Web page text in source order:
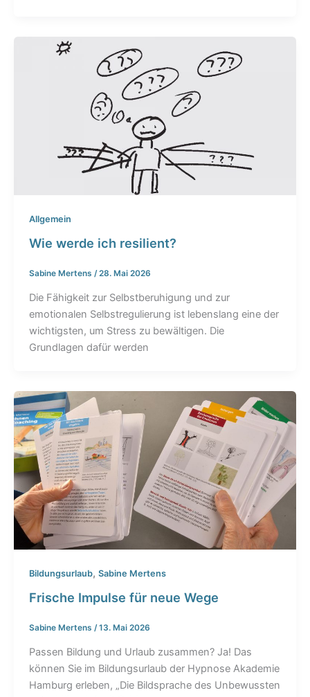
Allgemein
Wie werde ich resilient?
Sabine Mertens /28. Mai 2026
Die Fähigkeit zur Selbstberuhigung und zur
emotionalen Selbstregulierung ist lebenslang eine der
wichtigsten, um Stress zu bewältigen. Die
Grundlagen dafür werden
Bildungsurlaub, Sabine Mertens
Frische Impulse für neue Wege
Sabine Mertens /13. Mai 2026
Passen Bildung und Urlaub zusammen? Ja! Das
können Sie im Bildungsurlaub der Hypnose Akademie
Hamburg erleben, „Die Bildsprache des Unbewussten